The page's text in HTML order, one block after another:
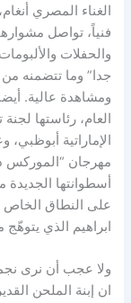
الغناء المصري
فنياً، تواصل
والحفلات
ومشاهدة عالية.
العام، رئاستها
الإماراتية
مهرجان “الموركس
أسطوانتها الجديدة
على النطاق الخاص
ابراهيم الذي
ولا عجب أن نرى
ان إبنة الملحن